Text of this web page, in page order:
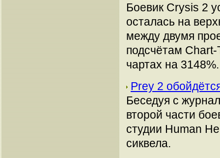
Боевик Crysis 2
осталась на
между двумя
подсчётам
чартах на 3148%.
Prey 2
Беседуя с
второй части
студии Human
сиквела.